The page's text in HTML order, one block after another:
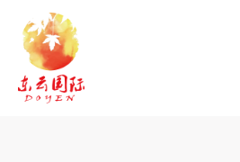
content